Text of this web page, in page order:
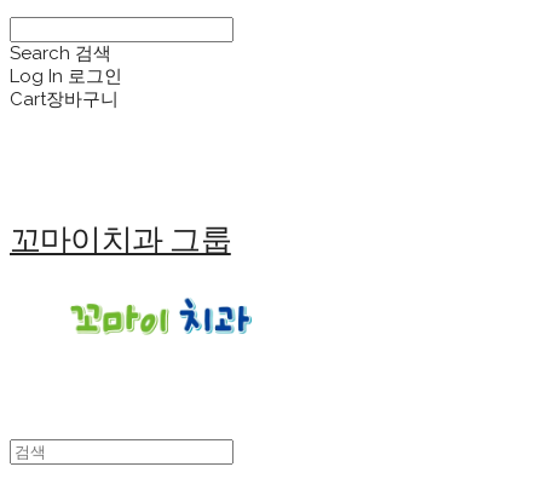
Search 검색
Log In 로그인
Cart장바구니
꼬마이치과 그룹